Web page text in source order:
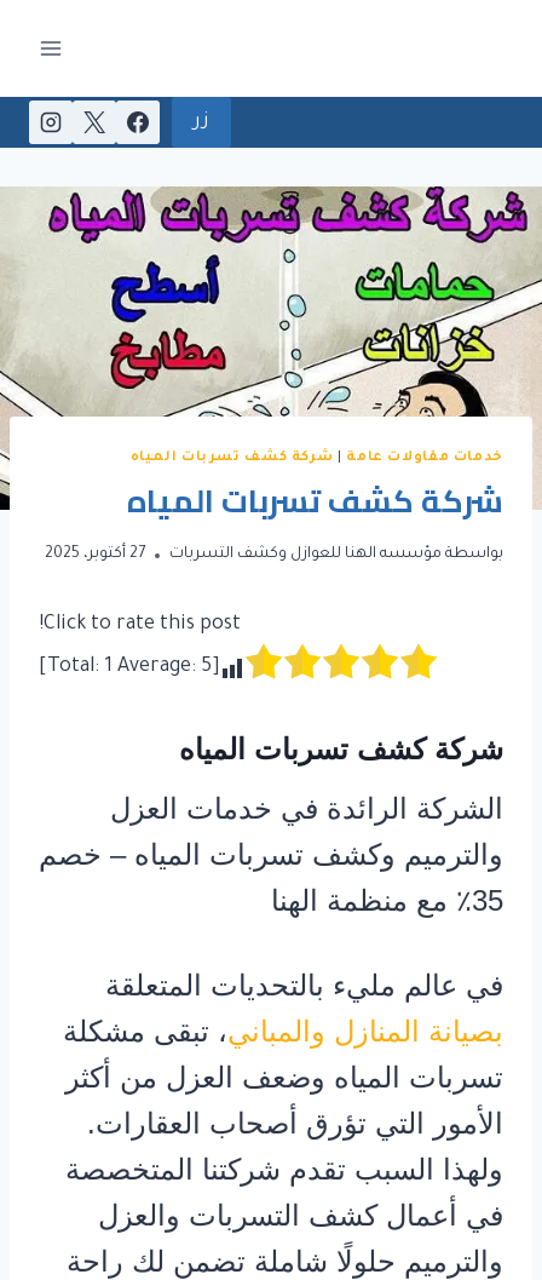
زر
خدمات مقاولات عامة شركة كشف تسربات المياه
شركة كشف تسربات المياه
بواسطة مؤسسه الهنا للعوازل وكشف التسربات 27 أكتوبر، 2025
Click to rate this post!
1 Average: 5
شركة كشف تسربات المياه
الشركة الرائدة في خدمات العزل
والترميم وكشف تسربات المياه – خصم
35٪ مع منظمة الهنا
في عالم مليء بالتحديات المتعلقة
بصيانة المنازل والمباني، تبقى مشكلة
تسربات المياه وضعف العزل من أكثر
الأمور التي تؤرق أصحاب العقارات.
ولهذا السبب تقدم شركتنا المتخصصة
في أعمال كشف التسربات والعزل
والترميم حلولًا شاملة تضمن لك راحة